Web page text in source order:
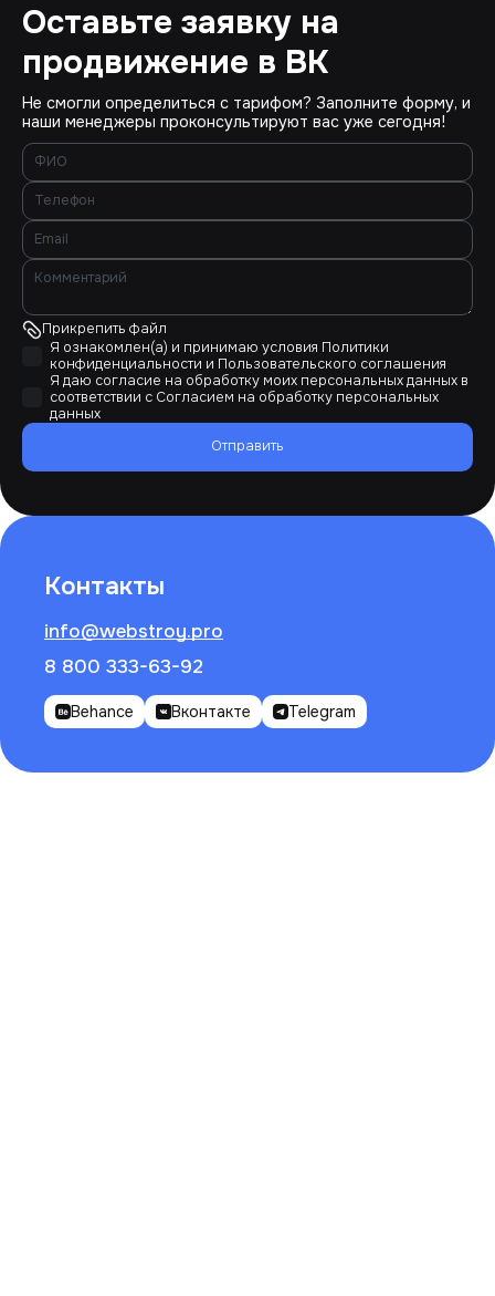
Оставьте заявку на
продвижение в ВК
Не смогли определиться с тарифом? Заполните форму, и
наши менеджеры проконсультируют вас уже сегодня!
Прикрепить файл
Я ознакомлен(а) и принимаю условия Политики
конфиденциальности и Пользовательского соглашения
Я даю согласие на обработку моих персональных данных в
соответствии с Согласием на обработку персональных
данных
Отправить
Контакты
info@webstroy.pro
8 800 333-63-92
Behance Вконтакте Telegram